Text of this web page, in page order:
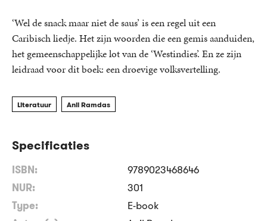
‘Wel de snack maar niet de saus’ is een regel uit een
Caribisch liedje. Het zijn woorden die een gemis aanduiden,
het gemeenschappelijke lot van de ‘Westindies’. En ze zijn
leidraad voor dit boek: een droevige volksvertelling.
Literatuur Anil Ramdas
Specificaties
ISBN:
9789023468646
NUR:
301
Type:
E-book